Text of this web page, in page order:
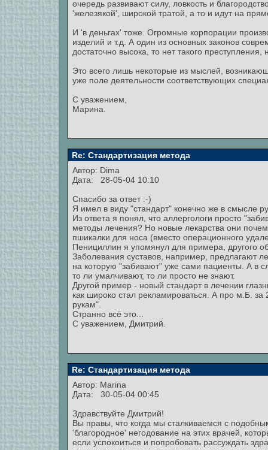
очередь развивают силу, ловкость и
'железякой', широкой тратой, а то и идут на
И 'в деньгах' тоже. Огромные корпорации
изделий и т.д. А один из основных законов
достаточно высока, то нет такого
Это всего лишь некоторые из мыслей,
уже поле деятельности соответствующих
С уважением,
Марина.
Re: Стандартизация метода
Автор: Dima
Дата: 28-05-04 10:10
Спасибо за ответ :-)
Я имел в виду "стандарт" конечно же в смысле
Из ответа я понял, что аллергологи просто
методы лечения? Но новые лекарства они
пшикалки для носа (вместо операционного
Пенициллин я упомянул для примера, другого
Заболевания суставов, например, предлагают
на которую "забивают" уже сами пациенты. А
то ли умалчивают, то ли просто не знают.
Другой пример - новый стандарт в лечении
как широко стал рекламироваться. А про м.Б.
рукам".
Странно всё это...
С уважением, Дмитрий.
Re: Стандартизация метода
Автор: Marina
Дата: 30-05-04 00:45
Здравствуйте Дмитрий!
Вы правы, что когда мы сталкиваемся с
'благородное' негодование на этих врачей,
если успокоиться и попробовать рассуждать